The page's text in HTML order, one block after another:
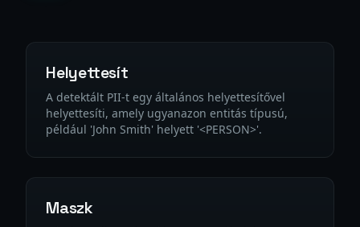
Helyettesít
A detektált PII-t egy általános helyettesítővel
helyettesíti, amely ugyanazon entitás típusú,
például 'John Smith' helyett '<PERSON>'.
Maszk